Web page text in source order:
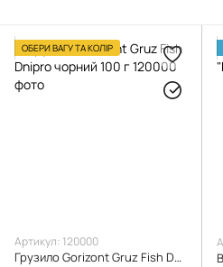
ОБЕРИ ВАГУ ТА КОЛІР
Артикул: 120000
Грузило Gorizont Gruz Fish Dnipro чорний 100 г